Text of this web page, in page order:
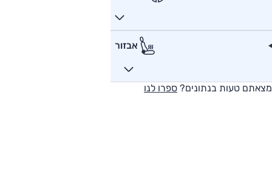
אבזור
מצאתם טעות בנתונים? ספרו לנו